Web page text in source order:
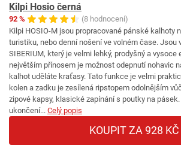
Kilpi Hosio černá
92 %
(8 hodnocení)
Kilpi HOSIO-M jsou propracované pánské kalhoty
turistiku, nebo denní nošení ve volném čase. Jsou
SIBERIUM, který je velmi lehký, prodyšný a
největším přínosem je možnost odepnutí nohavic
kalhot uděláte kraťasy. Tato funkce je velmi
kolen a zadku je zesílená ripstopem odolnějším
zipové kapsy, klasické zapínání s poutky na
ukončení... Celý popis
KOUPIT ZA 928 KČ